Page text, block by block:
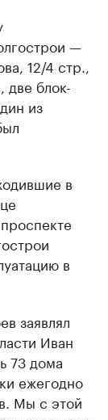
—
12/4 стр.,
две блок-
из
в
в
заявлял
Иван
73 дома
ежегодно
Мы с этой